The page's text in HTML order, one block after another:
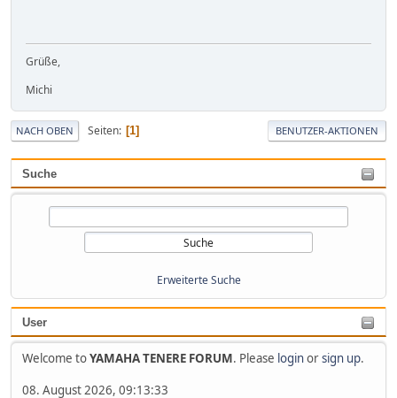
Suche
Erweiterte Suche
User
Welcome toYAMAHA TENERE FORUM. Please loginorsign up.
08. August 2026, 09:13:33
Grüße,
Michi
NACH OBEN Seiten 1 BENUTZER-AKTIONEN